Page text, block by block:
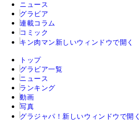
ニュース
グラビア
連載コラム
コミック
キン肉マン 新しいウィンドウで開く
トップ
グラビア一覧
ニュース
ランキング
動画
写真
グラジャパ！ 新しいウィンドウで開く